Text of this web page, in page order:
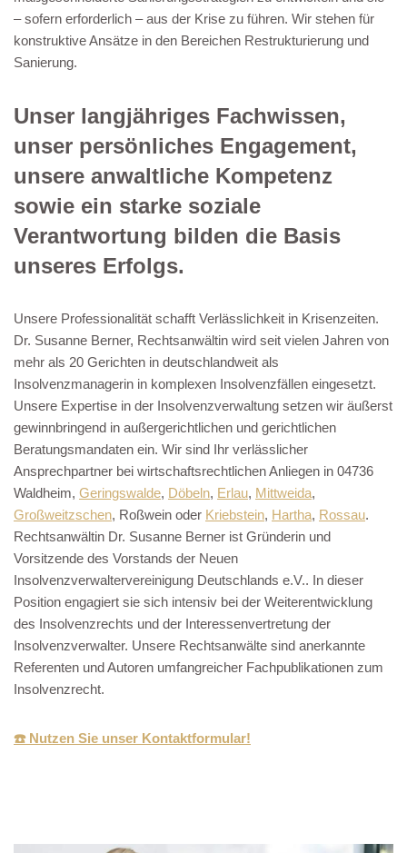
– sofern erforderlich – aus der Krise zu führen. Wir stehen für
konstruktive Ansätze in den Bereichen Restrukturierung und
Sanierung.
Unser langjähriges Fachwissen,
unser persönliches Engagement,
unsere anwaltliche Kompetenz
sowie ein starke soziale
Verantwortung bilden die Basis
unseres Erfolgs.
Unsere Professionalität schafft Verlässlichkeit in Krisenzeiten.
Dr. Susanne Berner, Rechtsanwältin wird seit vielen Jahren von
mehr als 20 Gerichten in deutschlandweit als
Insolvenzmanagerin in komplexen Insolvenzfällen eingesetzt.
Unsere Expertise in der Insolvenzverwaltung setzen wir äußerst
gewinnbringend in außergerichtlichen und gerichtlichen
Beratungsmandaten ein. Wir sind Ihr verlässlicher
Ansprechpartner bei wirtschaftsrechtlichen Anliegen in 04736
Waldheim, Geringswalde, Döbeln, Erlau, Mittweida,
Großweitzschen, Roßwein oder Kriebstein, Hartha, Rossau.
Rechtsanwältin Dr. Susanne Berner ist Gründerin und
Vorsitzende des Vorstands der Neuen
Insolvenzverwaltervereinigung Deutschlands e.V.. In dieser
Position engagiert sie sich intensiv bei der Weiterentwicklung
des Insolvenzrechts und der Interessenvertretung der
Insolvenzverwalter. Unsere Rechtsanwälte sind anerkannte
Referenten und Autoren umfangreicher Fachpublikationen zum
Insolvenzrecht.
☎️ Nutzen Sie unser Kontaktformular!